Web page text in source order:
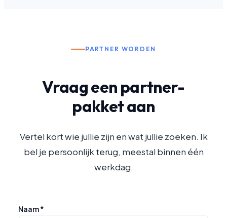
PARTNER WORDEN
Vraag een partner-
pakket aan
Vertel kort wie jullie zijn en wat jullie zoeken. Ik
bel je persoonlijk terug, meestal binnen één
werkdag.
Naam *